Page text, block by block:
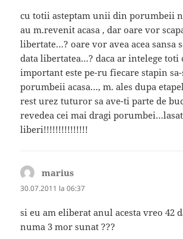
cu totii asteptam unii din porumbeii
au m.revenit acasa , dar oare vor
libertate…? oare vor avea acea sansa
data libertatea…? daca ar intelege toti
important este pe-ru fiecare stapin
porumbeii acasa…, m. ales dupa
rest urez tuturor sa ave-ti parte de
revedea cei mai dragi
liberi!!!!!!!!!!!!!!!
marius
30.07.2011 la 06:37
si eu am eliberat anul acesta vreo 42
numa 3 mor sunat ???